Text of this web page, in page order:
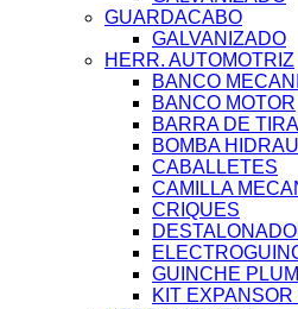
GUARDACABO
GALVANIZADO
HERR. AUTOMOTRIZ
BANCO
BANCO MOTOR
BARRA DE
BOMBA
CABALLETES
CAMILLA
CRIQUES
GUINCHE
KIT